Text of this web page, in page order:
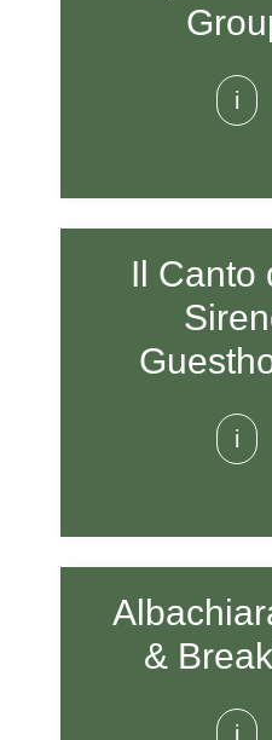
i
Il Canto
i
&
i